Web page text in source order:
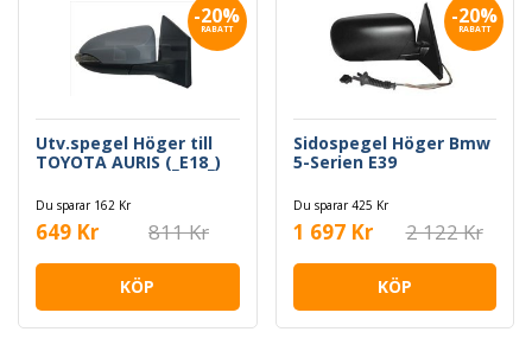
-20%
RABATT
Utv.spegel Höger till
TOYOTA AURIS (_E18_)
Du sparar 162 Kr
649 Kr 811 Kr
KÖP
-20%
RABATT
Sidospegel Höger Bmw
5-Serien E39
Du sparar 425 Kr
1 697 Kr 2 122 Kr
KÖP